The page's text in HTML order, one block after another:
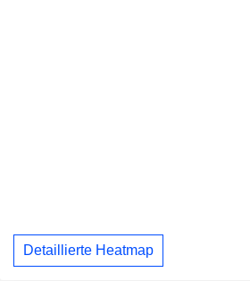
Detaillierte Heatmap